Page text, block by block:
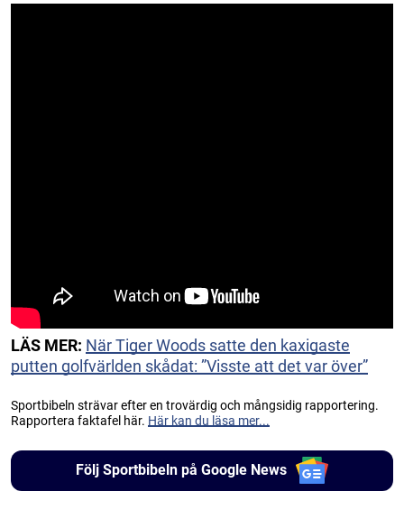
LÄS MER: När Tiger Woods satte den kaxigaste
putten golfvärlden skådat: ”Visste att det var över”
Sportbibeln strävar efter en trovärdig och mångsidig rapportering.
Rapportera faktafel här. Här kan du läsa mer...
Följ Sportbibeln på Google News